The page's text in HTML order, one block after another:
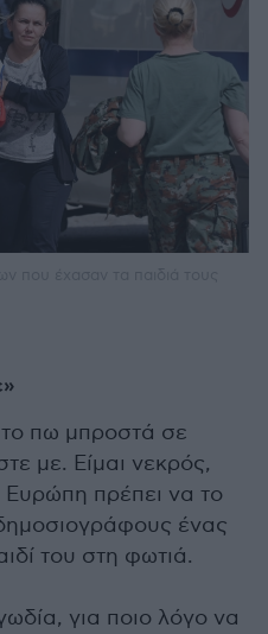
πω μπροστά σε
με. Είμαι νεκρός,
πρέπει να το
ένας
του στη φωτιά.
για ποιο λόγο να